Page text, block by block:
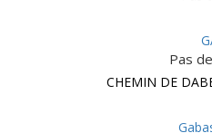
Pas
CHEMIN DE